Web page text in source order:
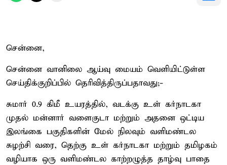
சென்னை,
சென்னை வானிலை ஆய்வு மையம் வெளியிட்டுள்ள
செய்திக்குறிப்பில் தெரிவித்திருப்பதாவது;-
சுமார் 0.9 கிமீ உயரத்தில், வடக்கு உள் கர்நாடகா
முதல் மன்னார் வளைகுடா மற்றும் அதனை ஒட்டிய
இலங்கை பகுதிகளின் மேல் நிலவும் வளிமண்டல
சுழற்சி வரை, தெற்கு உள் கர்நாடகா மற்றும் தமிழகம்
வழியாக ஒரு வளிமண்டல காற்றழுத்த தாழ்வு பாதை